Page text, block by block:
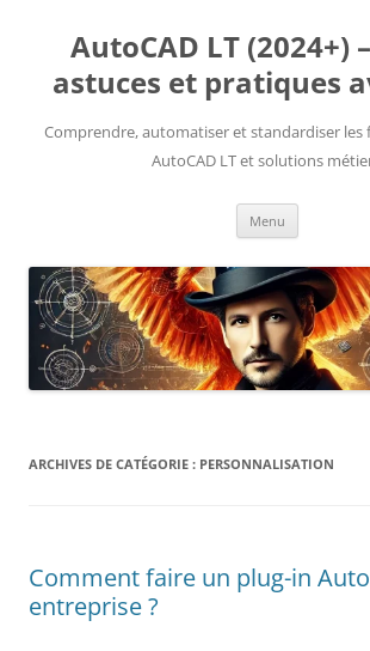
contenuAutoCAD LT (2024+)
astuces et pratiques
Comprendre, automatiser et standardiser
AutoCAD LT et solutions
Menu
ARCHIVES DE CATÉGORIE : PERSONNALISATION
Comment faire un plug-in
entreprise ?